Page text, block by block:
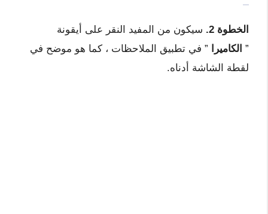
الخطوة 2.
سيكون من المفيد النقر على أيقونة
” الكاميرا
” في تطبيق الملاحظات ، كما هو موضح في
لقطة الشاشة أدناه.